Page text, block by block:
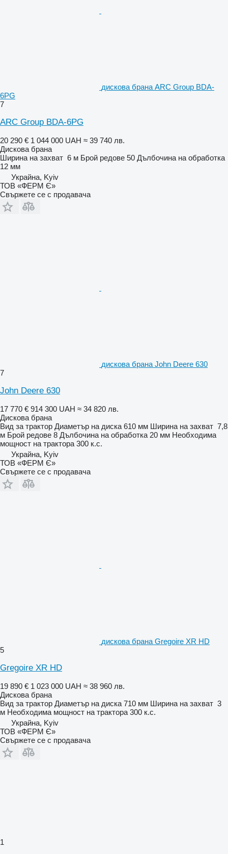
дискова брана ARC Group BDA-
6РG
7
ARC Group BDA-6РG
20 290 € 1 044 000 UAH ≈ 39 740 лв.
Дискова брана
Ширина на захват 6 м Брой редове 50 Дълбочина на обработка
12 мм
Украйна, Kyiv
ТОВ «ФЕРМ Є»
Свържете се с продавача
дискова брана John Deere 630
7
John Deere 630
17 770 € 914 300 UAH ≈ 34 820 лв.
Дискова брана
Вид за трактор Диаметър на диска 610 мм Ширина на захват 7,8
м Брой редове 8 Дълбочина на обработка 20 мм Необходима
мощност на трактора 300 к.с.
Украйна, Kyiv
ТОВ «ФЕРМ Є»
Свържете се с продавача
дискова брана Gregoire XR HD
5
Gregoire XR HD
19 890 € 1 023 000 UAH ≈ 38 960 лв.
Дискова брана
Вид за трактор Диаметър на диска 710 мм Ширина на захват 3
м Необходима мощност на трактора 300 к.с.
Украйна, Kyiv
ТОВ «ФЕРМ Є»
Свържете се с продавача
1